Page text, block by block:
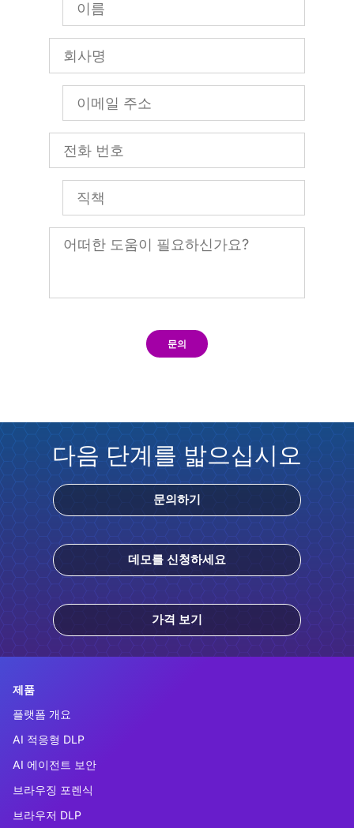
문의
다음 단계를 밟으십시오
문의하기
데모를 신청하세요
가격 보기
제품
플랫폼 개요
AI 적응형 DLP
AI 에이전트 보안
브라우징 포렌식
브라우저 DLP